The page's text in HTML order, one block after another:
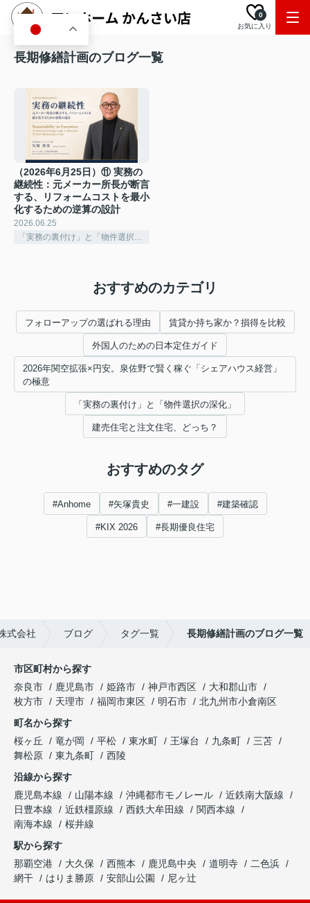
お気に入り
0
長期修繕計画のブログ一覧
（2026年6月25日）⑪ 実務の
継続性：元メーカー所長が断言
する、リフォームコストを最小
化するための逆算の設計
2026.06.25
おすすめのカテゴリ
フォローアップの選ばれる理由 賃貸か持ち家か？損得を比較
外国人のための日本定住ガイド
2026年関空拡張×円安。泉佐野で賢く稼ぐ「シェアハウス経営」
の極意
「実務の裏付け」と「物件選択の深化」
建売住宅と注文住宅、どっち？
おすすめのタグ
#Anhome #矢塚貴史 #一建設 #建築確認
#KIX 2026 #長期優良住宅
式会社 ブログ タグ一覧 長期修繕計画のブログ一覧
市区町村から探す
奈良市
鹿児島市 姫路市 神戸市西区
大和郡山市
枚方市
天理市 福岡市東区 明石市
北九州市小倉南区
町名から探す
桜ヶ丘
竜が岡 平松 東水町 王塚台 九条町
三苫
舞松原
東九条町
西陵
沿線から探す
鹿児島本線
山陽本線 沖縄都市モノレール
近鉄南大阪線
日豊本線
近鉄橿原線 西鉄大牟田線
関西本線
南海本線
桜井線
駅から探す
那覇空港
大久保 西熊本 鹿児島中央 道明寺
二色浜
網干
はりま勝原 安部山公園 尼ヶ辻